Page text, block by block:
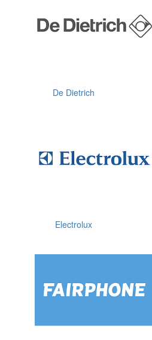
De Dietrich
Electrolux